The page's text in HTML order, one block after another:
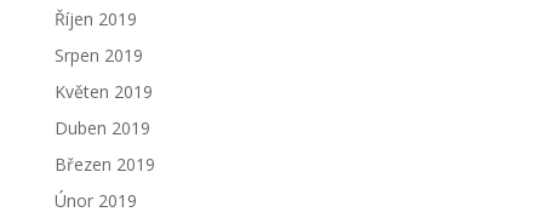
Říjen 2019
Srpen 2019
Květen 2019
Duben 2019
Březen 2019
Únor 2019